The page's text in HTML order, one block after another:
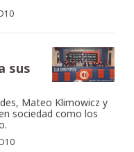
sus
Mateo Klimowicz y
sociedad como los